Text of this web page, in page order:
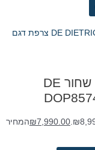
תנור בנוי 60 ס"מ פירוליטי שחור DE
₪7,990.00
המחיר